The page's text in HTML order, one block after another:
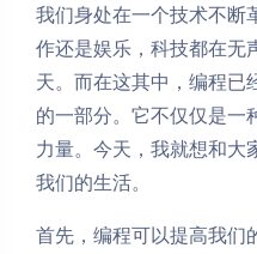
我们身处在一个技术不断
作还是娱乐，科技都在无
天。而在这其中，编程已
的一部分。它不仅仅是一
力量。今天，我就想和大
我们的生活。
首先，编程可以提高我们